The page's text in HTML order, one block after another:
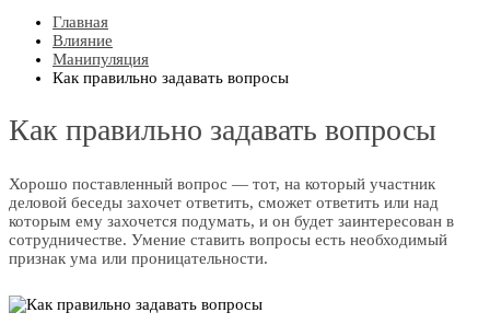
Главная
Влияние
Манипуляция
Как правильно задавать вопросы
Как правильно задавать вопросы
Хорошо поставленный вопрос — тот, на который участник
деловой беседы захочет ответить, сможет ответить или над
которым ему захочется подумать, и он будет заинтересован в
сотрудничестве. Умение ставить вопросы есть необходимый
признак ума или проницательности.